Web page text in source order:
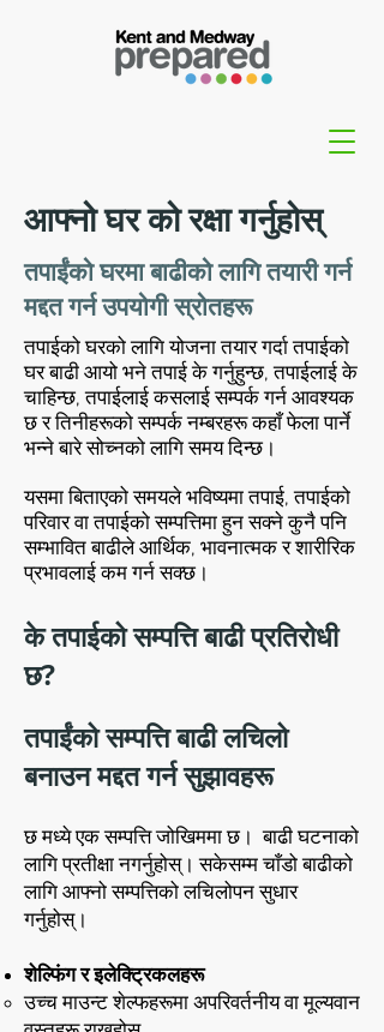
आफ्नो घर को रक्षा गर्नुहोस्
तपाईंको घरमा बाढीको लागि तयारी गर्न
मद्दत गर्न उपयोगी स्रोतहरू
तपाईको घरको लागि योजना तयार गर्दा तपाईको
घर बाढी आयो भने तपाई के गर्नुहुन्छ, तपाईलाई के
चाहिन्छ, तपाईलाई कसलाई सम्पर्क गर्न आवश्यक
छ र तिनीहरूको सम्पर्क नम्बरहरू कहाँ फेला पार्ने
भन्ने बारे सोच्नको लागि समय दिन्छ।
यसमा बिताएको समयले भविष्यमा तपाई, तपाईको
परिवार वा तपाईको सम्पत्तिमा हुन सक्ने कुनै पनि
सम्भावित बाढीले आर्थिक, भावनात्मक र शारीरिक
प्रभावलाई कम गर्न सक्छ।
के तपाईको सम्पत्ति बाढी प्रतिरोधी
छ?
तपाईंको सम्पत्ति बाढी लचिलो
बनाउन मद्दत गर्न सुझावहरू
छ मध्ये एक सम्पत्ति जोखिममा छ। बाढी घटनाको
लागि प्रतीक्षा नगर्नुहोस्। सकेसम्म चाँडो बाढीको
लागि आफ्नो सम्पत्तिको लचिलोपन सुधार
गर्नुहोस्।
शेल्फिंग र इलेक्ट्रिकलहरू
उच्च माउन्ट शेल्फहरूमा अपरिवर्तनीय वा मूल्यवान